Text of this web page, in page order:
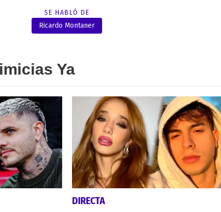
SE HABLÓ DE
Ricardo Montaner
Ya
DIRECTA